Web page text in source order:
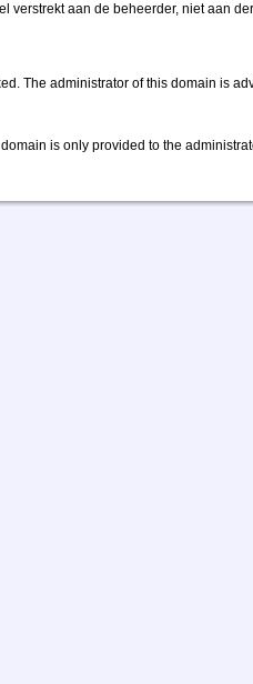
verstrekt aan de beheerder, niet aan
The administrator of this domain is
is only provided to the